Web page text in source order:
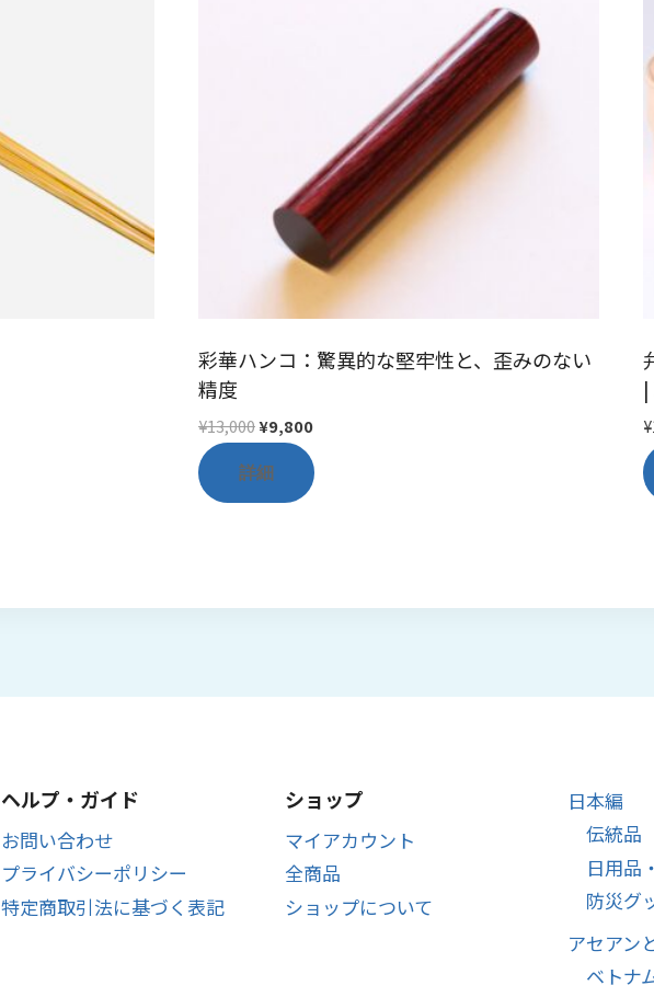
彩華ハンコ：驚異的な堅牢性と、歪みのない
精度
¥13,000元
の
価
格
¥9,800現
の
詳細
¥
ヘルプ・ガイド
お問い合わせ
プライバシーポリシー
特定商取引法に基づく表記
ショップ
マイアカウント
全商品
ショップについて
日本編
伝統品
日用品
防災グ
アセアン
ベトナ